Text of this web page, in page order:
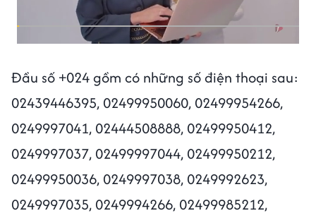
Đầu số +024 gồm có những số điện thoại sau:
02439446395, 02499950060, 02499954266,
0249997041, 02444508888, 02499950412,
0249997037, 02499997044, 02499950212,
02499950036, 0249997038, 0249992623,
0249997035, 0249994266, 02499985212,